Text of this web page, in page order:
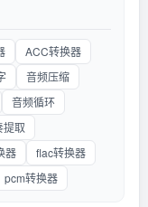
ACC转换器
音频压缩
音频循环
提取
器
flac转换器
pcm转换器